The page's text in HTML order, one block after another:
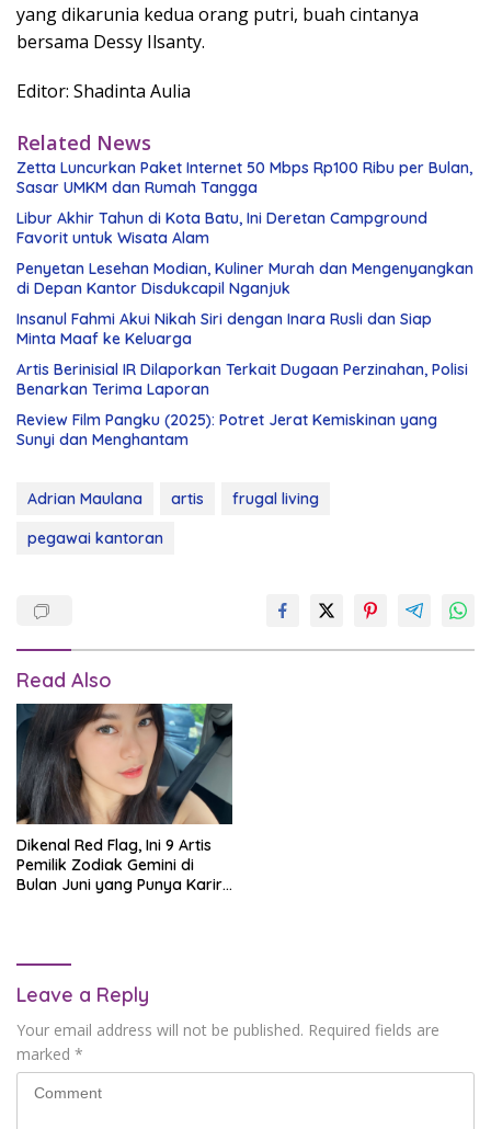
yang dikarunia kedua orang putri, buah cintanya
bersama Dessy Ilsanty.
Editor: Shadinta Aulia
Related News
Zetta Luncurkan Paket Internet 50 Mbps Rp100 Ribu per Bulan,
Sasar UMKM dan Rumah Tangga
Libur Akhir Tahun di Kota Batu, Ini Deretan Campground
Favorit untuk Wisata Alam
Penyetan Lesehan Modian, Kuliner Murah dan Mengenyangkan
di Depan Kantor Disdukcapil Nganjuk
Insanul Fahmi Akui Nikah Siri dengan Inara Rusli dan Siap
Minta Maaf ke Keluarga
Artis Berinisial IR Dilaporkan Terkait Dugaan Perzinahan, Polisi
Benarkan Terima Laporan
Review Film Pangku (2025): Potret Jerat Kemiskinan yang
Sunyi dan Menghantam
Adrian Maulana artis
frugal living
pegawai kantoran
Read Also
Dikenal Red Flag, Ini 9 Artis
Pemilik Zodiak Gemini di
Bulan Juni yang Punya Karir
Leave a Reply
Your email address will not be published. Required fields are
marked *